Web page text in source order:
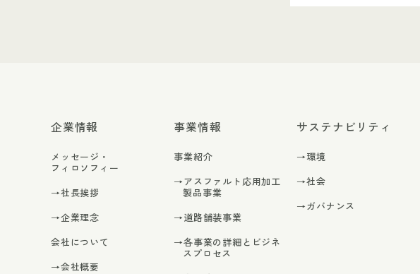
企業情報
メッセージ・
フィロソフィー
→社長挨拶
→企業理念
会社について
→会社概要
事業情報
事業紹介
→アスファルト応用加工
製品事業
→道路舗装事業
→各事業の詳細とビジネ
スプロセス
サステナビリティ
→環境
→社会
→ガバナンス